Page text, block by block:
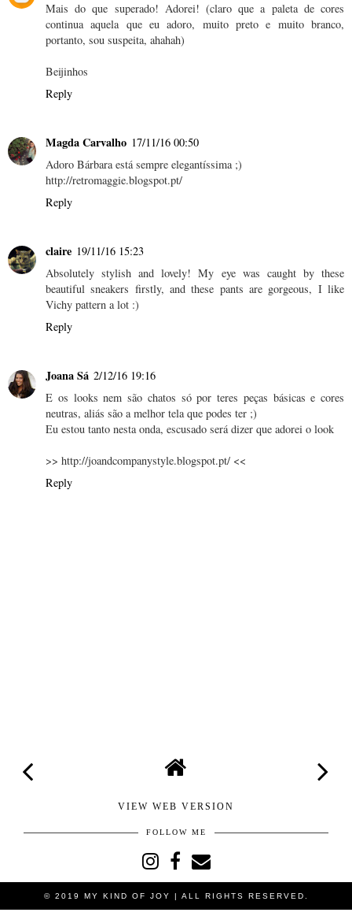
Mais do que superado! Adorei! (claro que a paleta de cores
continua aquela que eu adoro, muito preto e muito branco,
portanto, sou suspeita, ahahah)
Beijinhos
Reply
Magda Carvalho 17/11/16 00:50
Adoro Bárbara está sempre elegantíssima ;)
http://retromaggie.blogspot.pt/
Reply
claire 19/11/16 15:23
Absolutely stylish and lovely! My eye was caught by these
beautiful sneakers firstly, and these pants are gorgeous, I like
Vichy pattern a lot :)
Reply
Joana Sá 2/12/16 19:16
E os looks nem são chatos só por teres peças básicas e cores
neutras, aliás são a melhor tela que podes ter ;)
Eu estou tanto nesta onda, escusado será dizer que adorei o look
>> http://joandcompanystyle.blogspot.pt/ <<
Reply
VIEW WEB VERSION
FOLLOW ME
© 2019 MY KIND OF JOY | ALL RIGHTS RESERVED.